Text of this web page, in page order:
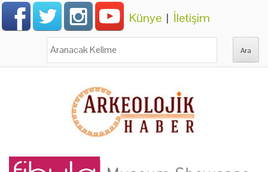
Künye | İletişim